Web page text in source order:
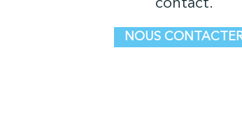
contact.
NOUS